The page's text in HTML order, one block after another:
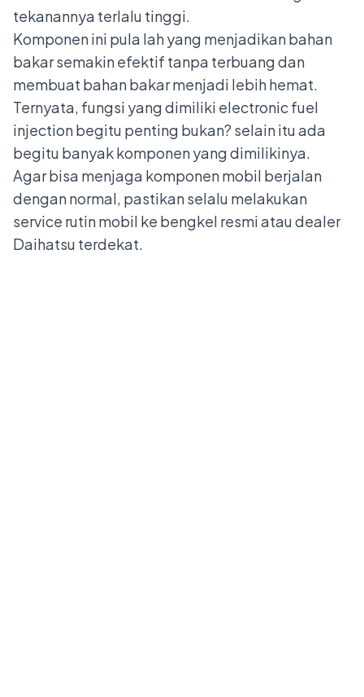
tekanannya terlalu tinggi.
Komponen ini pula lah yang menjadikan bahan
bakar semakin efektif tanpa terbuang dan
membuat bahan bakar menjadi lebih hemat.
Ternyata, fungsi yang dimiliki electronic fuel
injection begitu penting bukan? selain itu ada
begitu banyak komponen yang dimilikinya.
Agar bisa menjaga komponen mobil berjalan
dengan normal, pastikan selalu melakukan
service rutin mobil ke bengkel resmi ataudealer
Daihatsu terdekat.